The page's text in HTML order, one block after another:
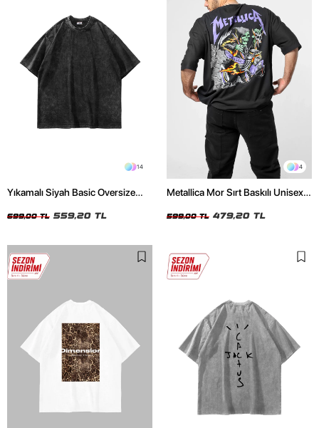
14
Yıkamalı Siyah Basic Oversize
699,00 TL 559,20 TL
4
Metallica Mor Sırt Baskılı Unisex
599,00 TL 479,20 TL